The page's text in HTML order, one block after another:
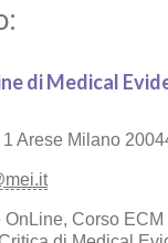
di Medical
Arese Milano
Corso ECM